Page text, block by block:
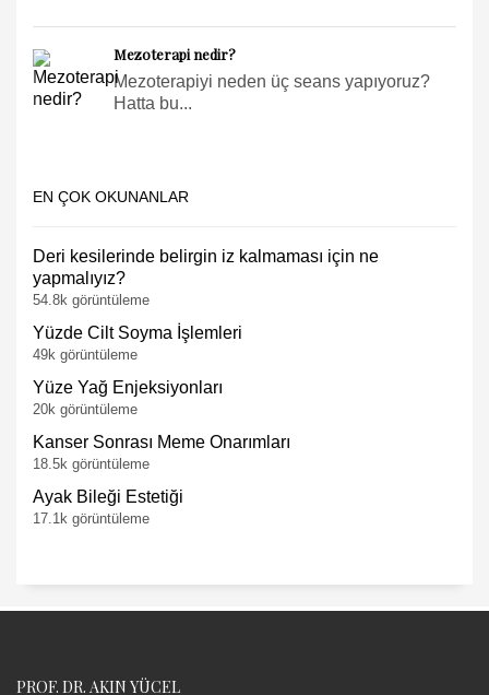
Mezoterapi nedir?
Mezoterapiyi neden üç seans yapıyoruz?
Hatta bu...
EN ÇOK OKUNANLAR
Deri kesilerinde belirgin iz kalmaması için ne
yapmalıyız?
54.8k görüntüleme
Yüzde Cilt Soyma İşlemleri
49k görüntüleme
Yüze Yağ Enjeksiyonları
20k görüntüleme
Kanser Sonrası Meme Onarımları
18.5k görüntüleme
Ayak Bileği Estetiği
17.1k görüntüleme
PROF. DR. AKIN YÜCEL